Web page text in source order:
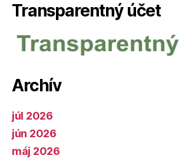
Transparentný účet
Archív
júl 2026
jún 2026
máj 2026